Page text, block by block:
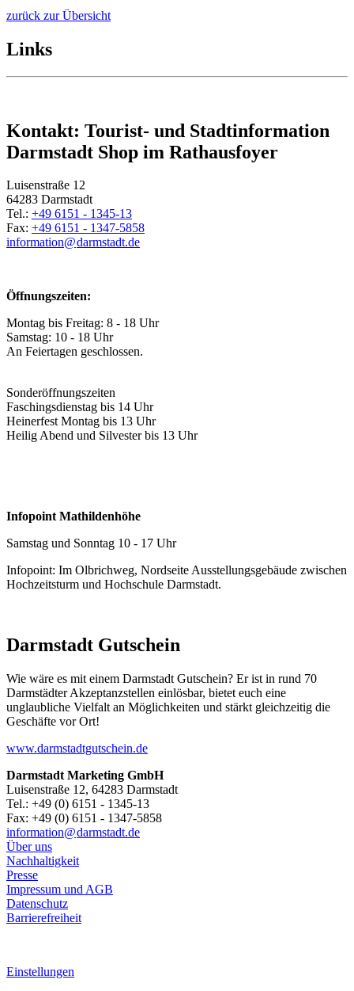
zurück zur Übersicht
Links
Kontakt: Tourist- und Stadtinformation
Darmstadt Shop im Rathausfoyer
Luisenstraße 12
64283 Darmstadt
Tel.: +49 6151 - 1345-13
Fax: +49 6151 - 1347-5858
information@darmstadt.de
Öffnungszeiten:
Montag bis Freitag: 8 - 18 Uhr
Samstag: 10 - 18 Uhr
An Feiertagen geschlossen.
Sonderöffnungszeiten
Faschingsdienstag bis 14 Uhr
Heinerfest Montag bis 13 Uhr
Heilig Abend und Silvester bis 13 Uhr
Infopoint Mathildenhöhe
Samstag und Sonntag 10 - 17 Uhr
Infopoint: Im Olbrichweg, Nordseite Ausstellungsgebäude zwischen
Hochzeitsturm und Hochschule Darmstadt.
Darmstadt Gutschein
Wie wäre es mit einem Darmstadt Gutschein? Er ist in rund 70
Darmstädter Akzeptanzstellen einlösbar, bietet euch eine
unglaubliche Vielfalt an Möglichkeiten und stärkt gleichzeitig die
Geschäfte vor Ort!
www.darmstadtgutschein.de
Darmstadt Marketing GmbH
Luisenstraße 12, 64283 Darmstadt
Tel.: +49 (0) 6151 - 1345-13
Fax: +49 (0) 6151 - 1347-5858
information@darmstadt.de
Über uns
Nachhaltigkeit
Presse
Impressum und AGB
Datenschutz
Barrierefreiheit
Einstellungen